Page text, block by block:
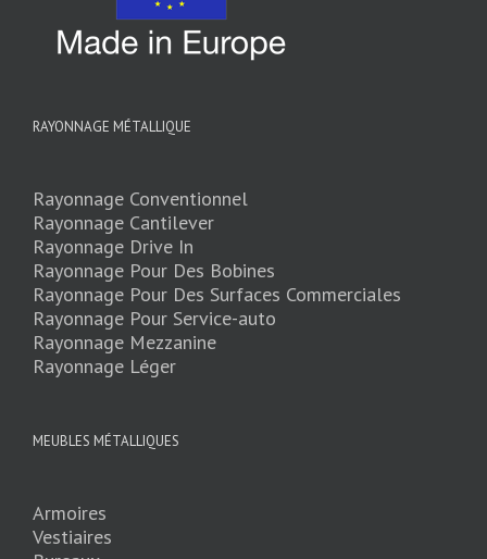
RAYONNAGE MÉTALLIQUE
Rayonnage Conventionnel
Rayonnage Cantilever
Rayonnage Drive In
Rayonnage Pour Des Bobines
Rayonnage Pour Des Surfaces Commerciales
Rayonnage Pour Service-auto
Rayonnage Mezzanine
Rayonnage Léger
MEUBLES MÉTALLIQUES
Armoires
Vestiaires